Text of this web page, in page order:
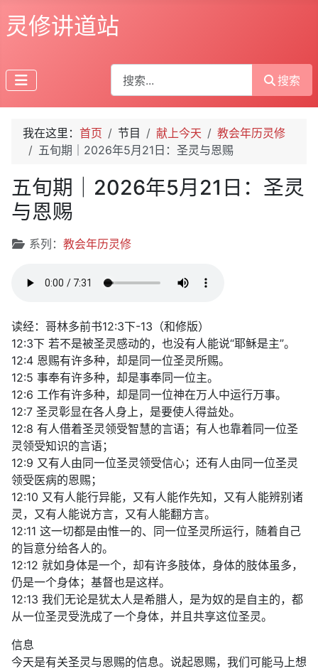
灵修讲道站
搜索
搜索
我在这里： 首页 节目 献上今天
教会年历灵修
五旬期｜2026年5月21日：圣灵与恩赐
五旬期｜2026年5月21日：圣灵
与恩赐
文章信息
系列： 教会年历灵修
读经：哥林多前书12:3下-13（和修版）
12:3下 若不是被圣灵感动的，也没有人能说“耶稣是主”。
12:4 恩赐有许多种，却是同一位圣灵所赐。
12:5 事奉有许多种，却是事奉同一位主。
12:6 工作有许多种，却是同一位神在万人中运行万事。
12:7 圣灵彰显在各人身上，是要使人得益处。
12:8 有人借着圣灵领受智慧的言语；有人也靠着同一位圣
灵领受知识的言语；
12:9 又有人由同一位圣灵领受信心；还有人由同一位圣灵
领受医病的恩赐；
12:10 又有人能行异能，又有人能作先知，又有人能辨别诸
灵，又有人能说方言，又有人能翻方言。
12:11 这一切都是由惟一的、同一位圣灵所运行，随着自己
的旨意分给各人的。
12:12 就如身体是一个，却有许多肢体，身体的肢体虽多，
仍是一个身体；基督也是这样。
12:13 我们无论是犹太人是希腊人，是为奴的是自主的，都
从一位圣灵受洗成了一个身体，并且共享这位圣灵。
信息
今天是有关圣灵与恩赐的信息。说起恩赐，我们可能马上想